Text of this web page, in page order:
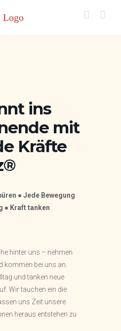
ins
mit
Kräfte
● Jede Bewegung
● Kraft tanken
hinter uns – nehmen
kommen bei uns an.
und tanken neue
Wir tauchen ein die
uns Zeit unsere
heraus entstehen zu